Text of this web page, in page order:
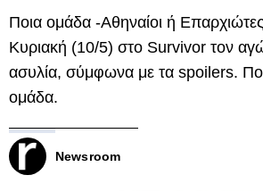
Ποια ομάδα -Αθηναίοι ή
Κυριακή (10/5) στο Survivor τον
ασυλία, σύμφωνα με τα spoilers.
ομάδα.
Newsroom